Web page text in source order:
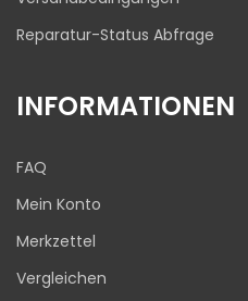
Reparatur-Status Abfrage
INFORMATIONEN
FAQ
Mein Konto
Merkzettel
Vergleichen